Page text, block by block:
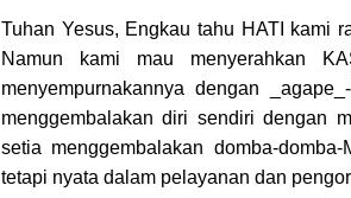
Tuhan Yesus, Engkau tahu HATI kami
Namun kami mau menyerahkan
menyempurnakannya dengan
menggembalakan diri sendiri dengan
setia menggembalakan domba-
tetapi nyata dalam pelayanan dan